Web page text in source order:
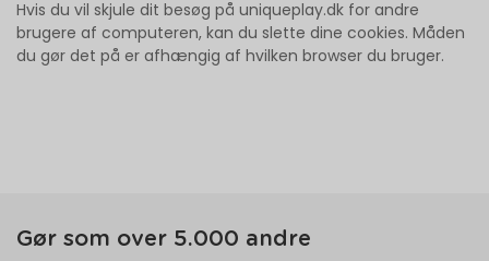
Hvis du vil skjule dit besøg på uniqueplay.dk for andre
brugere af computeren, kan du slette dine cookies. Måden
du gør det på er afhængig af hvilken browser du bruger.
Gør som over 5.000 andre